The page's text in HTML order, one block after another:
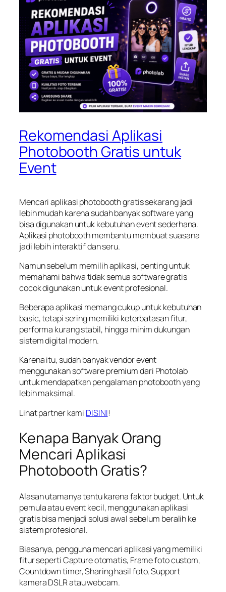
Rekomendasi Aplikasi
Photobooth Gratis untuk
Event
Mencari aplikasi photobooth gratis sekarang jadi
lebih mudah karena sudah banyak software yang
bisa digunakan untuk kebutuhan event sederhana.
Aplikasi photobooth membantu membuat suasana
jadi lebih interaktif dan seru.
Namun sebelum memilih aplikasi, penting untuk
memahami bahwa tidak semua software gratis
cocok digunakan untuk event profesional.
Beberapa aplikasi memang cukup untuk kebutuhan
basic, tetapi sering memiliki keterbatasan fitur,
performa kurang stabil, hingga minim dukungan
sistem digital modern.
Karena itu, sudah banyak vendor event
menggunakan software premium dari Photolab
untuk mendapatkan pengalaman photobooth yang
lebih maksimal.
Lihat partner kami DISINI!
Kenapa Banyak Orang
Mencari Aplikasi
Photobooth Gratis?
Alasan utamanya tentu karena faktor budget. Untuk
pemula atau event kecil, menggunakan aplikasi
gratis bisa menjadi solusi awal sebelum beralih ke
sistem profesional.
Biasanya, pengguna mencari aplikasi yang memiliki
fitur seperti Capture otomatis, Frame foto custom,
Countdown timer, Sharing hasil foto, Support
kamera DSLR atau webcam.